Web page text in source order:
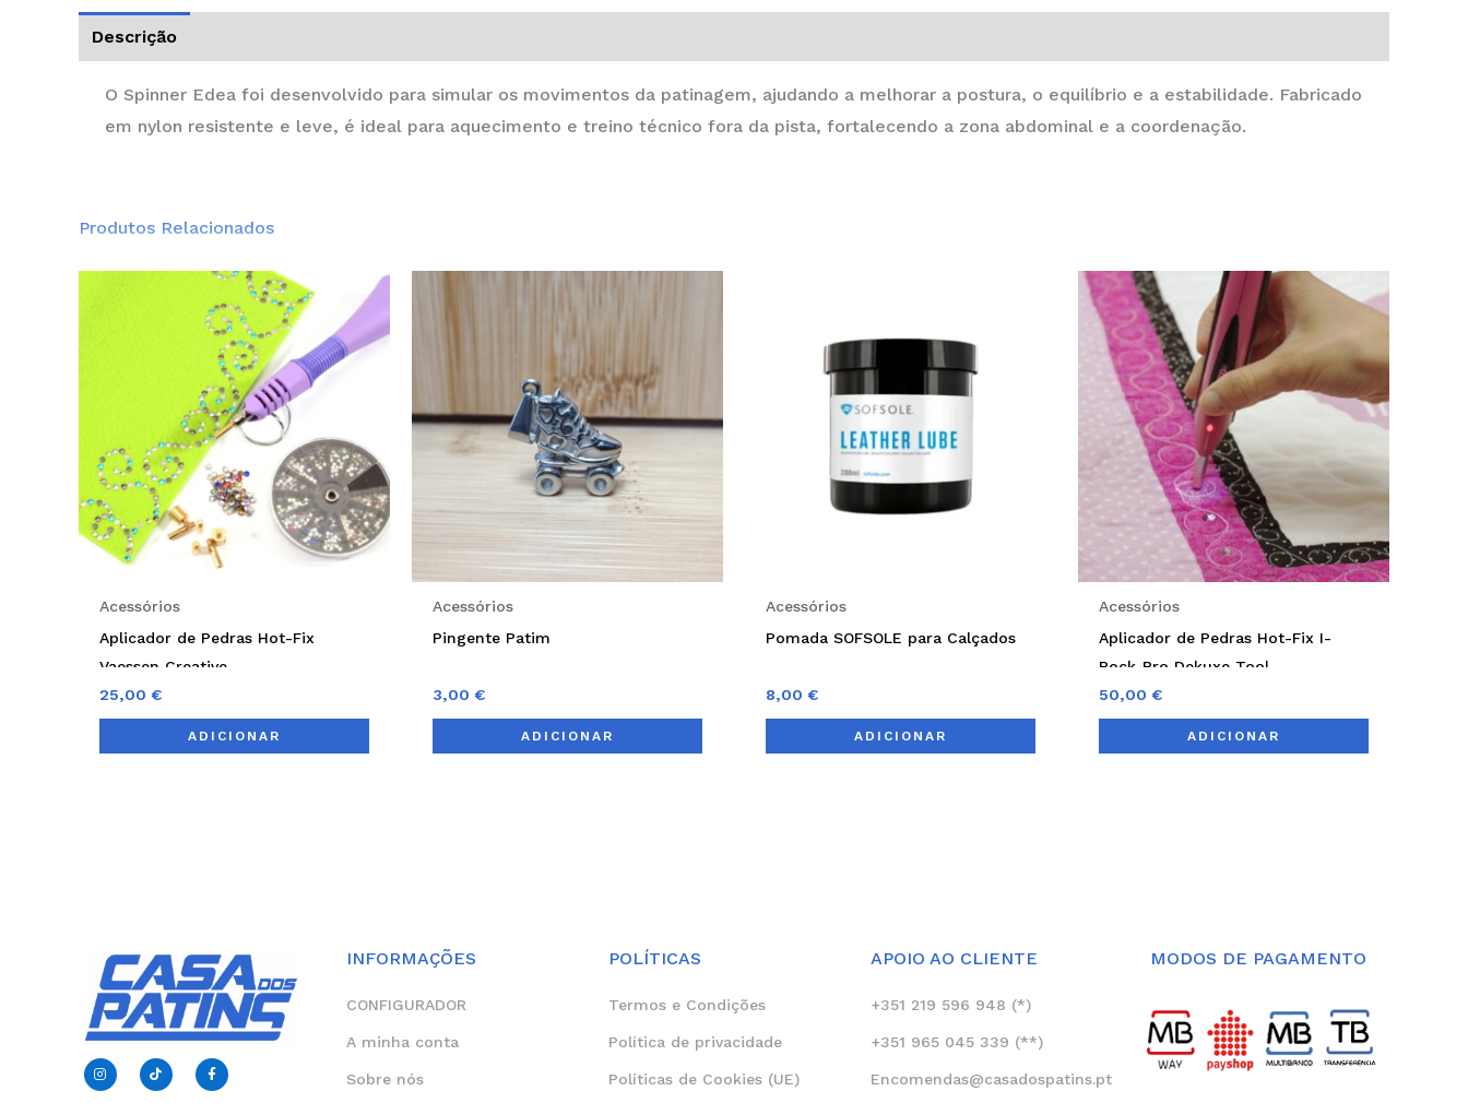
Descrição
O Spinner Edea foi desenvolvido para simular os movimentos da patinagem, ajudando a melhorar a postura, o equilíbrio e a estabilidade. Fabricado
em nylon resistente e leve, é ideal para aquecimento e treino técnico fora da pista, fortalecendo a zona abdominal e a coordenação.
Produtos Relacionados
Acessórios
Aplicador de Pedras Hot-Fix
Vaessen Creative
25,00 €
ADICIONAR
Acessórios
Pingente Patim
3,00 €
ADICIONAR
Acessórios
Pomada SOFSOLE para Calçados
8,00 €
ADICIONAR
Acessórios
Aplicador de Pedras Hot-Fix I-
Rock-Pro Dekuxe Tool
50,00 €
ADICIONAR
I
n
s
T
i
k
F
a
c
INFORMAÇÕES
CONFIGURADOR
A minha conta
Sobre nós
POLÍTICAS
Termos e Condições
Política de privacidade
Políticas de Cookies (UE)
APOIO AO CLIENTE
+351 219 596 948 (*)
+351 965 045 339 (**)
Encomendas@casadospatins.pt
MODOS DE PAGAMENTO